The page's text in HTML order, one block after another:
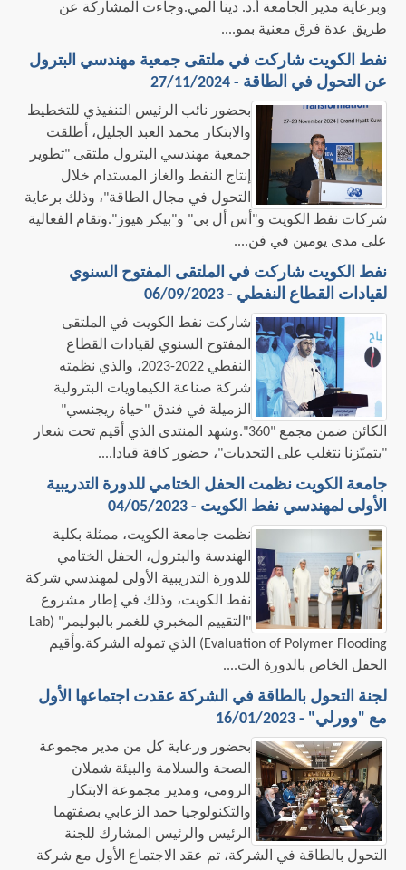
وبرعاية مدير الجامعة أ.د. دينا المي.وجاءت المشاركة عن
طريق عدة فرق معنية بمو....
نفط الكويت شاركت في ملتقى جمعية مهندسي البترول
عن التحول في الطاقة - 27/11/2024
​بحضور نائب الرئيس التنفيذي للتخطيط
والابتكار محمد العبد الجليل، أطلقت
جمعية مهندسي البترول ملتقى "تطوير
إنتاج النفط والغاز المستدام خلال
التحول في مجال الطاقة"، وذلك برعاية
شركات نفط الكويت و"أس أل بي" و"بيكر هيوز".وتقام الفعالية
على مدى يومين في فن....
نفط الكويت شاركت في الملتقى المفتوح السنوي
لقيادات القطاع النفطي - 06/09/2023
شاركت نفط الكويت في الملتقى
المفتوح السنوي لقيادات القطاع
النفطي 2022-2023، والذي نظمته
شركة صناعة الكيماويات البترولية
الزميلة في فندق "حياة ريجنسي"
الكائن ضمن مجمع "360".وشهد المنتدى الذي أقيم تحت شعار
"بتميّزنا نتغلب على التحديات"، حضور كافة قيادا....
جامعة الكويت نظمت الحفل الختامي للدورة التدريبية
الأولى لمهندسي نفط الكويت - 04/05/2023
​نظمت جامعة الكويت، ممثلة بكلية
الهندسة والبترول، الحفل الختامي
للدورة التدريبية الأولى لمهندسي شركة
نفط الكويت، وذلك في إطار مشروع
"التقييم المخبري للغمر بالبوليمر" (Lab
Evaluation of Polymer Flooding) الذي تموله الشركة.وأقيم
الحفل الخاص بالدورة الت....
لجنة التحول بالطاقة في الشركة عقدت اجتماعها الأول
مع "وورلي" - 16/01/2023
بحضور ورعاية كل من مدير مجموعة
الصحة والسلامة والبيئة شملان
الرومي، ومدير مجموعة الابتكار
والتكنولوجيا حمد الزعابي بصفتهما
الرئيس والرئيس المشارك للجنة
التحول بالطاقة في الشركة، تم عقد الاجتماع الأول مع شركة